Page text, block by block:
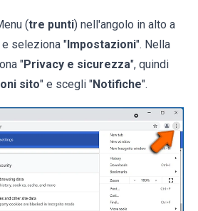
(tre punti) nell'angolo in alto a
seleziona "Impostazioni". Nella
"Privacy e sicurezza", quindi
sito" e scegli "Notifiche".